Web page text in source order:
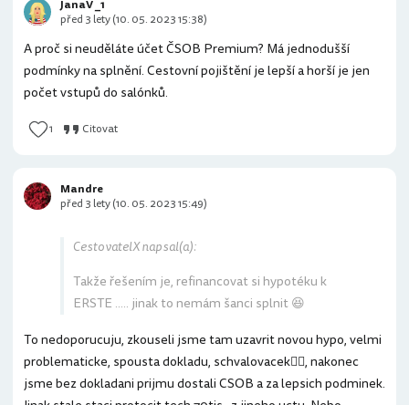
A proč si neuděláte účet ČSOB Premium? Má jednodušší
podmínky na splnění. Cestovní pojištění je lepší a horší je jen
počet vstupů do salónků.
1 Citovat
JanaV _1
před 3 lety (10. 05. 2023 15:38)
CestovatelX napsal(a):
Takže řešením je, refinancovat si hypotéku k
ERSTE ..... jinak to nemám šanci splnit 😆
To nedoporucuju, zkouseli jsme tam uzavrit novou hypo, velmi
problematicke, spousta dokladu, schvalovacek🤦‍♀️, nakonec
jsme bez dokladani prijmu dostali CSOB a za lepsich podminek.
Mandre
před 3 lety (10. 05. 2023 15:49)